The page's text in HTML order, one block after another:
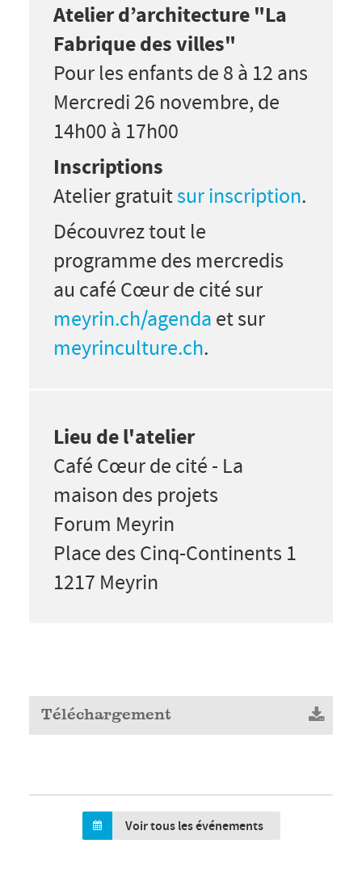
Atelier d’architecture "La
Fabrique des villes"
Pour les enfants de 8 à 12 ans
Mercredi 26 novembre, de
14h00 à 17h00
Inscriptions
Atelier gratuitsur inscription.
Découvrez tout le
programme des mercredis
au café Cœur de cité sur
meyrin.ch/agenda et sur
meyrinculture.ch.
Lieu de l'atelier
Café Cœur de cité - La
maison des projets
Forum Meyrin
Place des Cinq-Continents 1
1217 Meyrin
Téléchargement
Voir tous les événements